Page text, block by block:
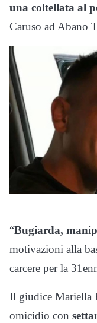
una coltellata al
Caruso ad Abano
“Bugiarda,
motivazioni alla
carcere per la
Il giudice Mariella
omicidio con